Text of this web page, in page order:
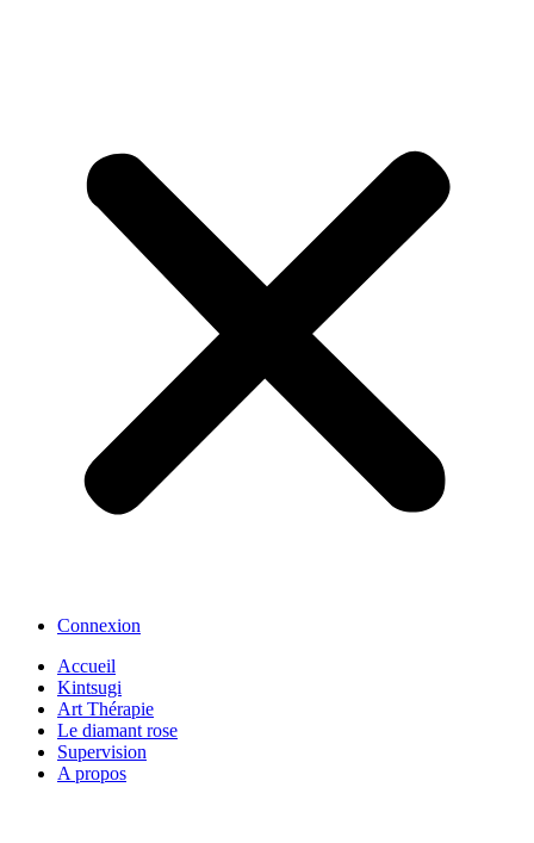
Connexion
Accueil
Kintsugi
Art Thérapie
Le diamant rose
Supervision
A propos